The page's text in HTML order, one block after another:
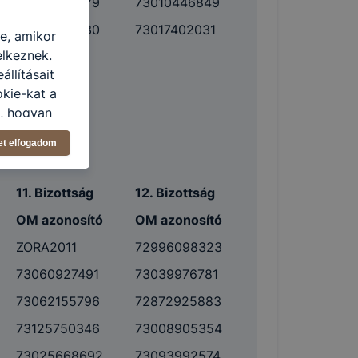
73091867530
73017402031
11. Bizottság
12. Bizottság
OM azonosító
OM azonosító
ZORA2011
72996098323
73060927491
73039976781
73062155796
72872925883
73125750346
73008905354
amikor
kat a
hogyan
Önnek
kat, de
k
elfogadom